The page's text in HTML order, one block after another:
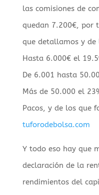
las comisiones de
quedan 7.200€, por
que detallamos y de
Hasta 6.000€ el
De 6.001 hasta
Más de 50.000 el
Pacos, y de los que
tuforodebolsa.com
Y todo eso hay que
declaración de la
rendimientos del